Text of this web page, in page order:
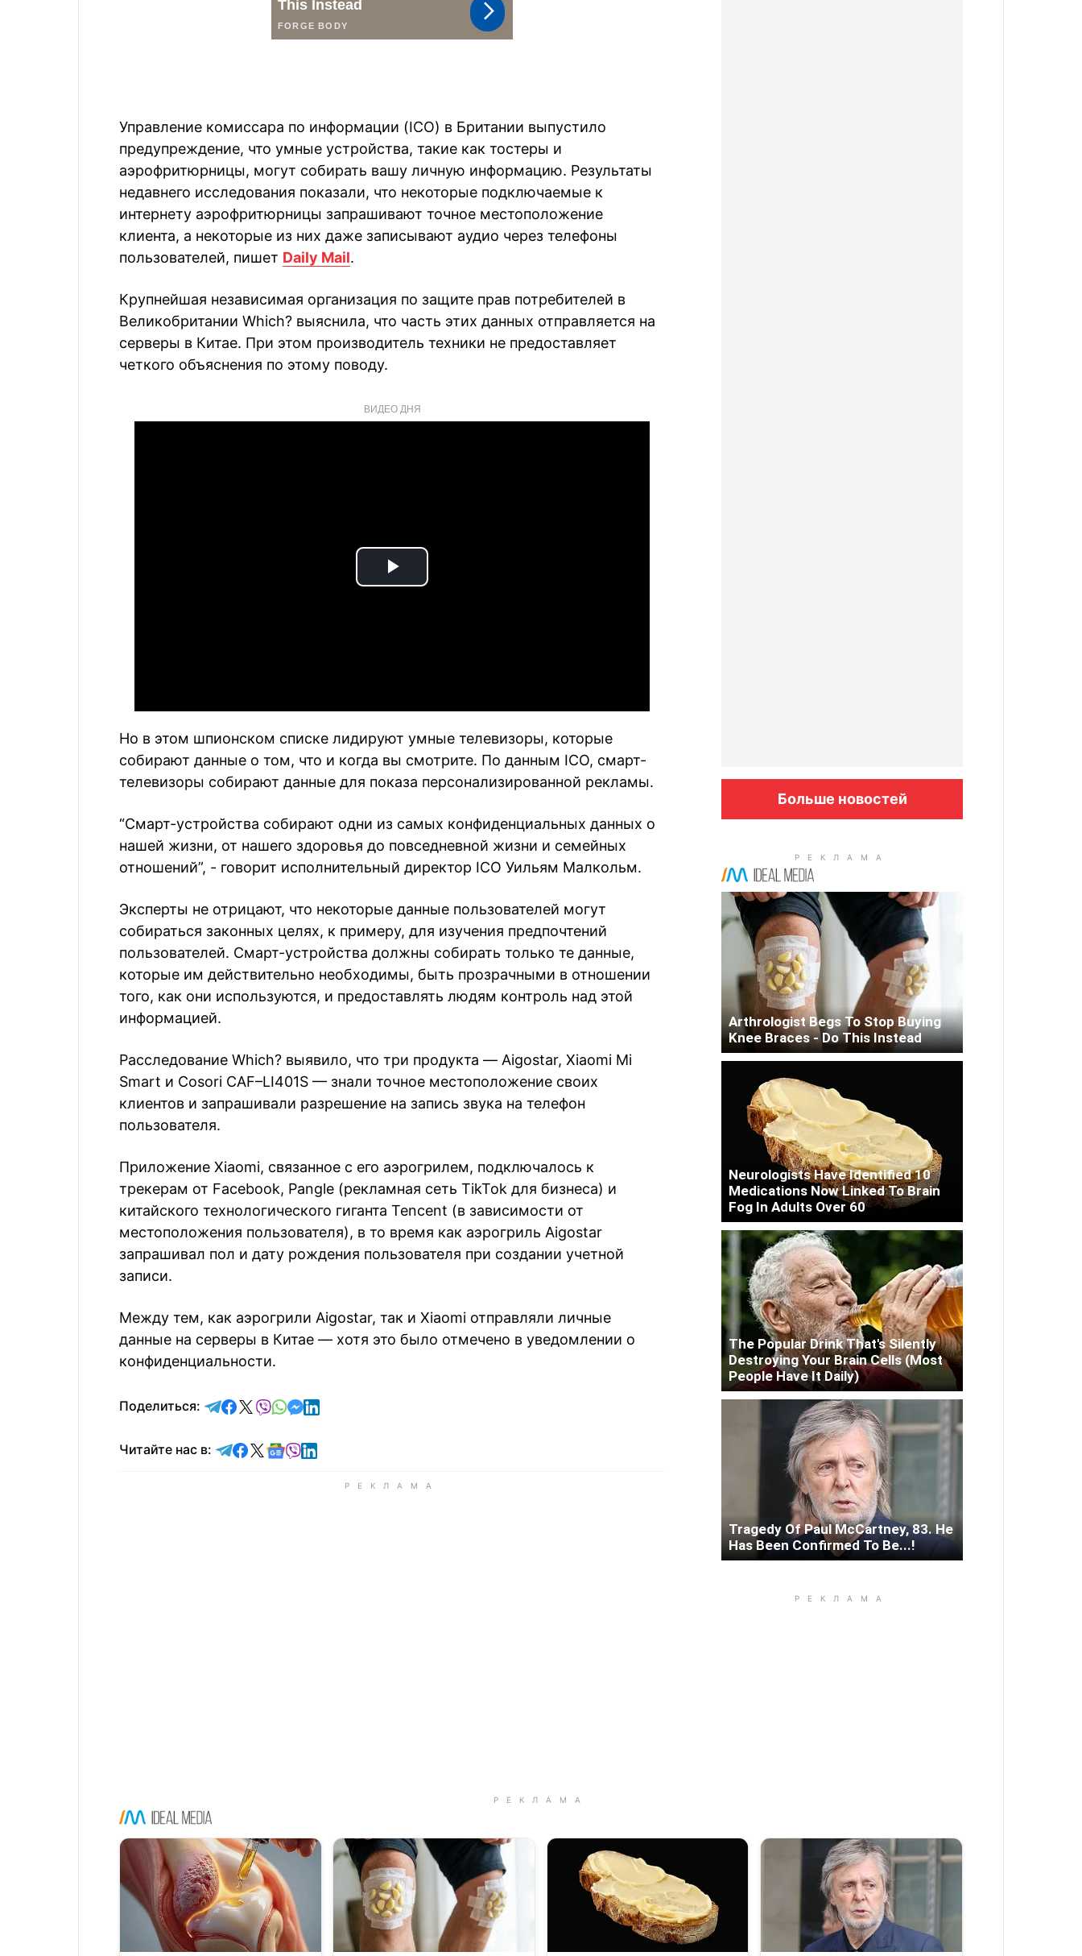
Управление комиссара по информации (ICO) в Британии выпустило
предупреждение, что умные устройства, такие как тостеры и
аэрофритюрницы, могут собирать вашу личную информацию. Результаты
недавнего исследования показали, что некоторые подключаемые к
интернету аэрофритюрницы запрашивают точное местоположение
клиента, а некоторые из них даже записывают аудио через телефоны
пользователей, пишет Daily Mail.
Крупнейшая независимая организация по защите прав потребителей в
Великобритании Which? выяснила, что часть этих данных отправляется на
серверы в Китае. При этом производитель техники не предоставляет
четкого объяснения по этому поводу.
ВИДЕО ДНЯ
Play
Но в этом шпионском списке лидируют умные телевизоры, которые
собирают данные о том, что и когда вы смотрите. По данным ICO, смарт-
телевизоры собирают данные для показа персонализированной рекламы.
“Смарт-устройства собирают одни из самых конфиденциальных данных о
нашей жизни, от нашего здоровья до повседневной жизни и семейных
отношений”, - говорит исполнительный директор ICO Уильям Малкольм.
Эксперты не отрицают, что некоторые данные пользователей могут
собираться законных целях, к примеру, для изучения предпочтений
пользователей. Смарт-устройства должны собирать только те данные,
которые им действительно необходимы, быть прозрачными в отношении
того, как они используются, и предоставлять людям контроль над этой
информацией.
Расследование Which? выявило, что три продукта — Aigostar, Xiaomi Mi
Smart и Cosori CAF–LI401S — знали точное местоположение своих
клиентов и запрашивали разрешение на запись звука на телефон
пользователя.
Приложение Xiaomi, связанное с его аэрогрилем, подключалось к
трекерам от Facebook, Pangle (рекламная сеть TikTok для бизнеса) и
китайского технологического гиганта Tencent (в зависимости от
местоположения пользователя), в то время как аэрогриль Aigostar
запрашивал пол и дату рождения пользователя при создании учетной
записи.
Между тем, как аэрогрили Aigostar, так и Xiaomi отправляли личные
данные на серверы в Китае — хотя это было отмечено в уведомлении о
конфиденциальности.
Поделиться: отправить в Telegram
поделиться в Facebook
поделиться в X
отправить в Viber
отправить в Whatsapp
отправить в Messenger
отправить в LinkedIn
Читайте нас в: Читайте в Telegram
Читайте в Facebook
Читайте в X
Читайте в Google news
Читайте в Viber
Читайте в LinkedIn
Больше новостей